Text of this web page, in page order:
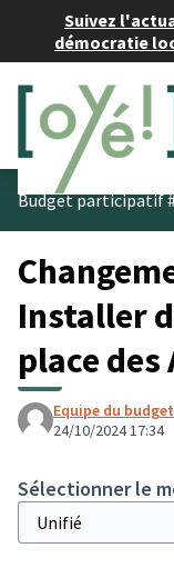
Suivez
démocratie
Budget participatif
Installer
place
Equipe du
24/10/2024 17:34
Sélectionner le